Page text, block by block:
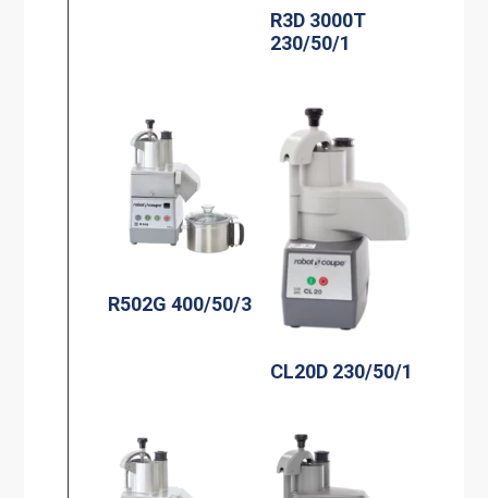
R3D 3000T
230/50/1
R502G 400/50/3
CL20D 230/50/1